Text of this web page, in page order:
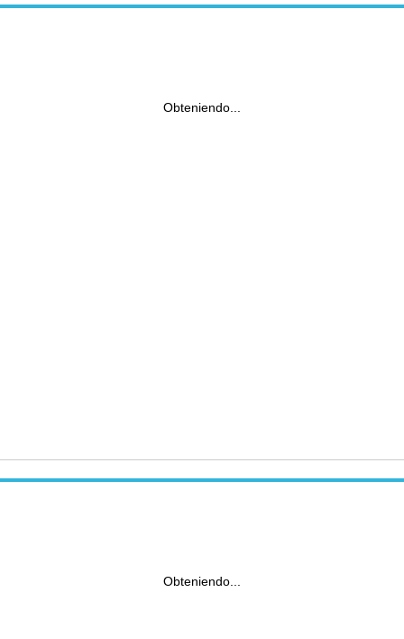
Obteniendo...
Obteniendo...